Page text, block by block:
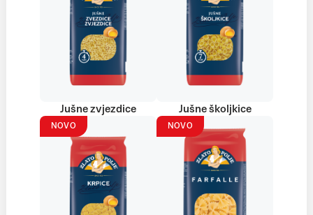
Jušne zvjezdice Jušne školjkice
NOVO NOVO